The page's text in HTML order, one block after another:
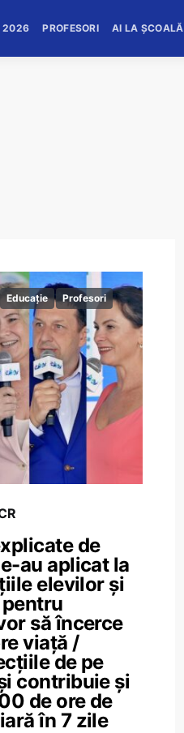
2026 PROFESORI AI LA ȘCOALĂ
Educație Profesori
de
au aplicat la
elevilor și
să încerce
viață /
de pe
contribuie și
de ore de
în 7 zile